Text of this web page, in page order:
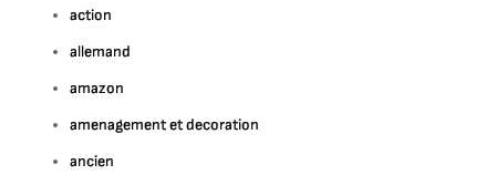
action
allemand
amazon
amenagement et decoration
ancien